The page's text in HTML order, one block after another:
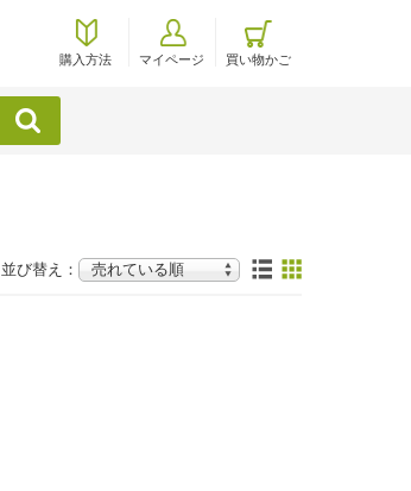
購入方法 マイページ 買い物かご
検索
並び替え：